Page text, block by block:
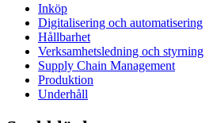
Inköp
Digitalisering och automatisering
Hållbarhet
Verksamhetsledning och styrning
Supply Chain Management
Produktion
Underhåll